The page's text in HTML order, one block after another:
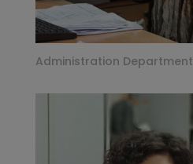
Administration Department